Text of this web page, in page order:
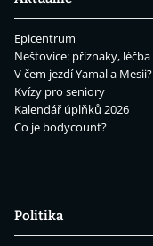
Epicentrum
Neštovice: příznaky, léčba
V čem jezdí Yamal a Mesii?
Kvízy pro seniory
Kalendář úplňků 2026
Co je bodycount?
Politika